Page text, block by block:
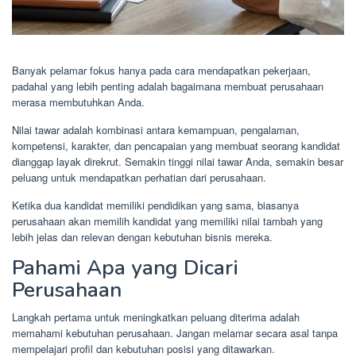
Banyak pelamar fokus hanya pada cara mendapatkan pekerjaan,
padahal yang lebih penting adalah bagaimana membuat perusahaan
merasa membutuhkan Anda.
Nilai tawar adalah kombinasi antara kemampuan, pengalaman,
kompetensi, karakter, dan pencapaian yang membuat seorang kandidat
dianggap layak direkrut. Semakin tinggi nilai tawar Anda, semakin besar
peluang untuk mendapatkan perhatian dari perusahaan.
Ketika dua kandidat memiliki pendidikan yang sama, biasanya
perusahaan akan memilih kandidat yang memiliki nilai tambah yang
lebih jelas dan relevan dengan kebutuhan bisnis mereka.
Pahami Apa yang Dicari
Perusahaan
Langkah pertama untuk meningkatkan peluang diterima adalah
memahami kebutuhan perusahaan. Jangan melamar secara asal tanpa
mempelajari profil dan kebutuhan posisi yang ditawarkan.